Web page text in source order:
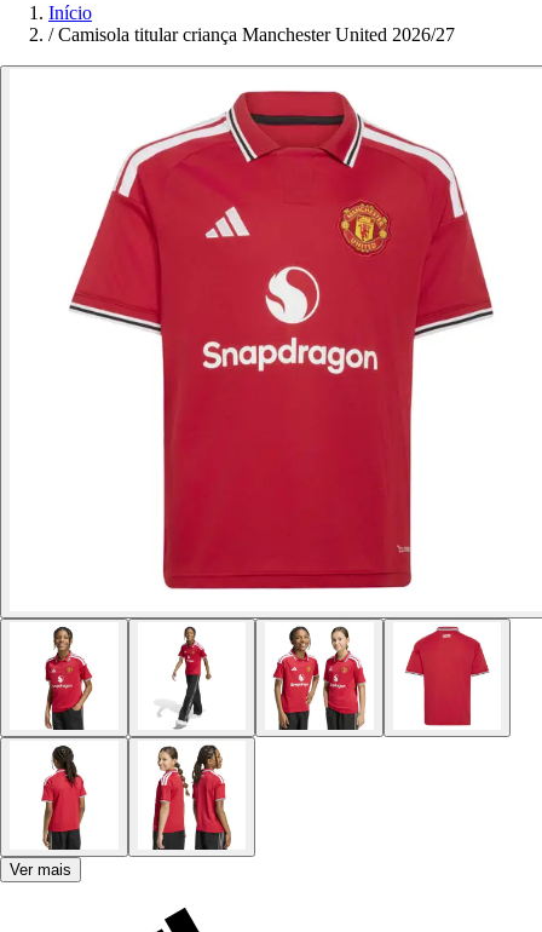
Início
/ Camisola titular criança Manchester United 2026/27
Ver mais